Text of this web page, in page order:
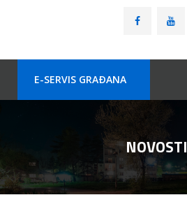
E-SERVIS GRAÐANA
NOVOSTI